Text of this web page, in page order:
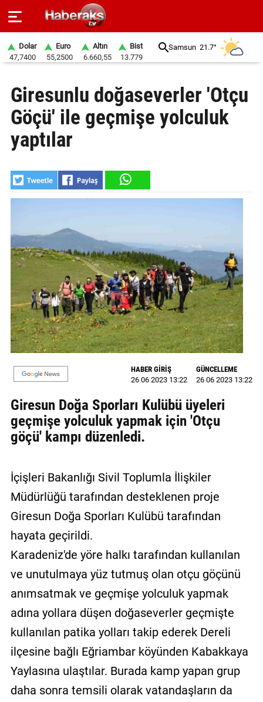
SPOR
YAŞAM
EKONOMİ
BELEDİYELER
SİYASET
EĞİTİM
VİDEO
YAZARLAR
BİZE
ULAŞIN
İletişim
Gizlilik
Kullanıcı
Sözleşmesi
Dolar
47,7400
Euro
55,2500
Altın
6.660,55
Bist
13.779
Samsun 21.7°
Giresunlu doğaseverler 'Otçu
Göçü' ile geçmişe yolculuk
yaptılar
HABER GİRİŞ
26 06 2023 13:22
GÜNCELLEME
26 06 2023 13:22
Giresun Doğa Sporları Kulübü üyeleri
geçmişe yolculuk yapmak için 'Otçu
göçü' kampı düzenledi.
İçişleri Bakanlığı Sivil Toplumla İlişkiler
Müdürlüğü tarafından desteklenen proje
Giresun Doğa Sporları Kulübü tarafından
hayata geçirildi.
Karadeniz'de yöre halkı tarafından kullanılan
ve unutulmaya yüz tutmuş olan otçu göçünü
anımsatmak ve geçmişe yolculuk yapmak
adına yollara düşen doğaseverler geçmişte
kullanılan patika yolları takip ederek Dereli
ilçesine bağlı Eğriambar köyünden Kabakkaya
Yaylasına ulaştılar. Burada kamp yapan grup
daha sonra temsili olarak vatandaşların da